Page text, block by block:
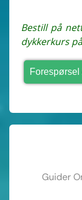
Bestill på nettet og spar 10 % på dykkerturer og
dykkerkurs
Guider